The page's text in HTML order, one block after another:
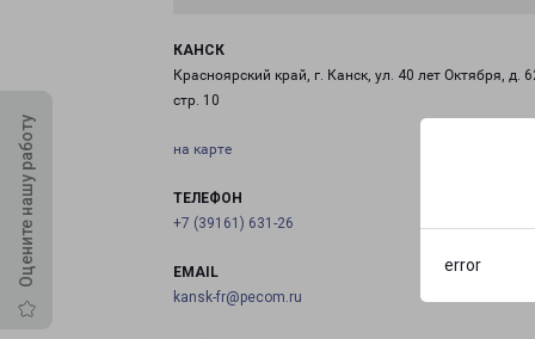
error
Оцените нашу работу
КАНСК
Красноярский край, г. Канск, ул. 40 лет Октября, д.
стр. 10
на карте
ТЕЛЕФОН
+7 (39161) 631-26
EMAIL
kansk-fr@pecom.ru